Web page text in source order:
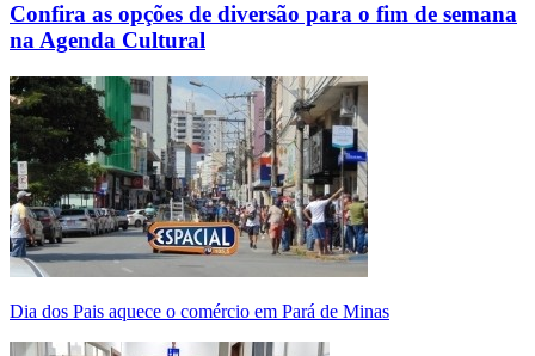
Confira as opções de diversão para o fim de semana
na Agenda Cultural
Dia dos Pais aquece o comércio em Pará de Minas